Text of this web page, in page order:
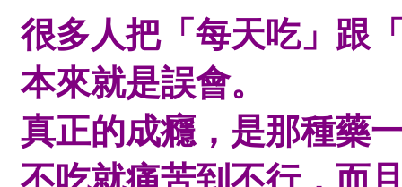
很多人把「每天吃」跟
本來就是誤會。
真正的成癮，是那種藥
不吃就痛苦到不行，而